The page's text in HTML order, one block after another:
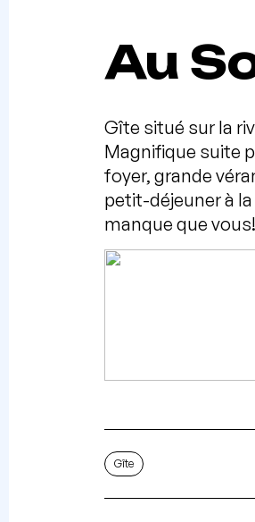
Au
Gîte situé sur la
Magnifique suite
foyer, grande
petit-déjeuner à
manque que vous!
Gîte